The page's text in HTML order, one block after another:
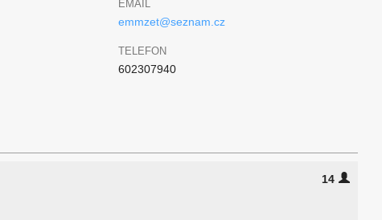
EMAIL
emmzet@seznam.cz
TELEFON
602307940
14